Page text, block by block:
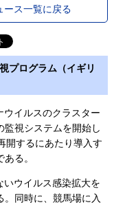
ース一覧に戻る
プログラム（イギリ
イルスのクラスター
視システムを開始し
開するにあたり導入す
る。
ウイルス感染拡大を
。同時に、競馬場に入